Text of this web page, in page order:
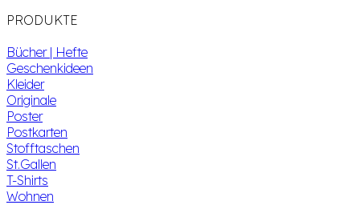
PRODUKTE
Bücher | Hefte
Geschenkideen
Kleider
Originale
Poster
Postkarten
Stofftaschen
St.Gallen
T-Shirts
Wohnen